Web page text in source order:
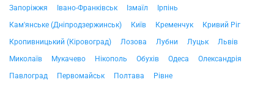
Запоріжжя
Івано-Франківськ Ізмаїл
Ірпінь
Кам'янське (Дніпродзержинськ)
Київ Кременчук
Кривий Ріг
Кропивницький (Кіровоград)
Лозова Лубни Луцьк
Львів
Миколаїв
Мукачево Нікополь Обухів Одеса
Олександрія
Павлоград
Первомайськ Полтава
Рівне